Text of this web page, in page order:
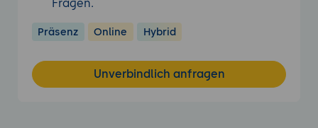
Fragen.
Präsenz Online Hybrid
Unverbindlich anfragen